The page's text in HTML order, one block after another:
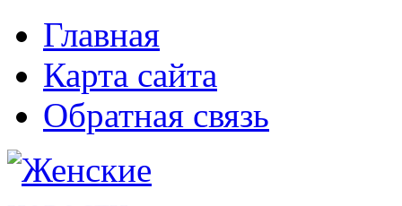
Главная
Карта сайта
Обратная связь